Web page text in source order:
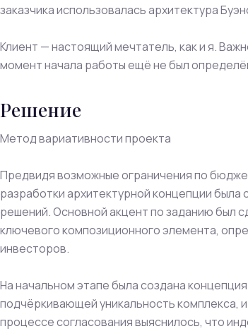
заказчика использовалась архитектура
Клиент — настоящий мечтатель, как и я.
момент начала работы ещё не был
Решение
Метод вариативности проекта
Предвидя возможные ограничения по
разработки архитектурной концепции
решений. Основной акцент по заданию был
ключевого композиционного элемента,
инвесторов.
На начальном этапе была создана
подчёркивающей уникальность комплекса,
процессе согласования выяснилось, что